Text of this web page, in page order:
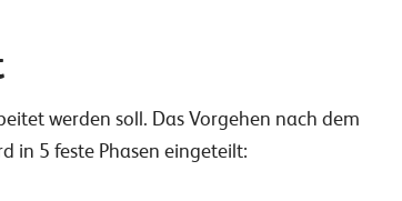
werden soll. Das Vorgehen nach dem
in 5 feste Phasen eingeteilt: